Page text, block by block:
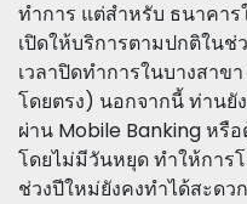
ทำการ แต่สำหรับ ธนาคา
เปิดให้บริการตามปกติใน
เวลาปิดทำการในบางสาข
โดยตรง) นอกจากนี้ ท่านยั
ผ่าน Mobile Banking หรื
โดยไม่มีวันหยุด ทำให้การ
ช่วงปีใหม่ยังคงทำได้สะดว